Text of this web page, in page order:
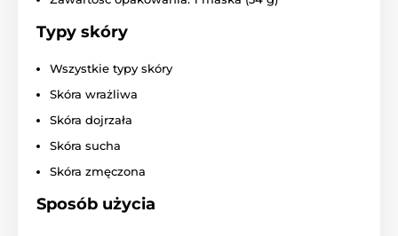
Typy skóry
Wszystkie typy skóry
Skóra wrażliwa
Skóra dojrzała
Skóra sucha
Skóra zmęczona
Sposób użycia